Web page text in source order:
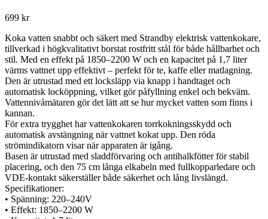
699 kr
Koka vatten snabbt och säkert med Strandby elektrisk vattenkokare,
tillverkad i högkvalitativt borstat rostfritt stål för både hållbarhet och
stil. Med en effekt på 1850–2200 W och en kapacitet på 1,7 liter
värms vattnet upp effektivt – perfekt för te, kaffe eller matlagning.
Den är utrustad med ett locksläpp via knapp i handtaget och
automatisk locköppning, vilket gör påfyllning enkel och bekväm.
Vattennivåmätaren gör det lätt att se hur mycket vatten som finns i
kannan.
För extra trygghet har vattenkokaren torrkokningsskydd och
automatisk avstängning när vattnet kokat upp. Den röda
strömindikatorn visar när apparaten är igång.
Basen är utrustad med sladdförvaring och antihalkfötter för stabil
placering, och den 75 cm långa elkabeln med fullkopparledare och
VDE-kontakt säkerställer både säkerhet och lång livslängd.
Specifikationer:
• Spänning: 220–240V
• Effekt: 1850–2200 W